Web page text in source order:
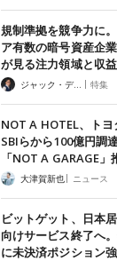
規制準拠を競争力に
ア有数の暗号資産企
が見る注力領域と収
ジャック・デロン（Jack Derong） | 特集
NOT A HOTEL、トヨ
SBIらから100億円調達
「NOT A GARAGE」
大津賀新也| ニュース
ビットゲット、日本
向けサービス終了へ
に未決済ポジション